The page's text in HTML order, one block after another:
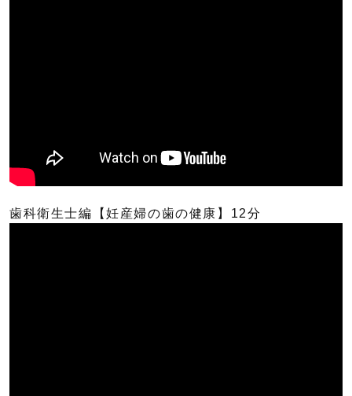
歯科衛生士編【妊産婦の歯の健康】12分